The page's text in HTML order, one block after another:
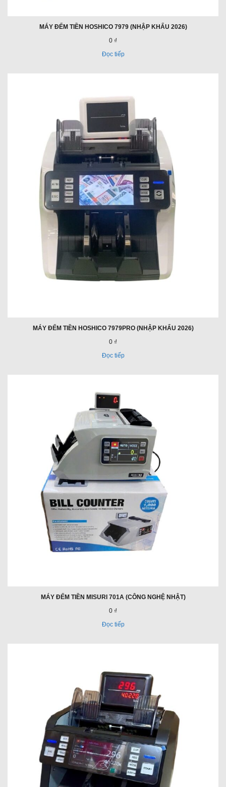
MÁY ĐẾM TIỀN HOSHICO 7979 (NHẬP KHẨU 2026)
0 ₫
Đọc tiếp
MÁY ĐẾM TIỀN HOSHICO 7979PRO (NHẬP KHẨU 2026)
0 ₫
Đọc tiếp
MÁY ĐẾM TIỀN MISURI 701A (CÔNG NGHỆ NHẬT)
0 ₫
Đọc tiếp